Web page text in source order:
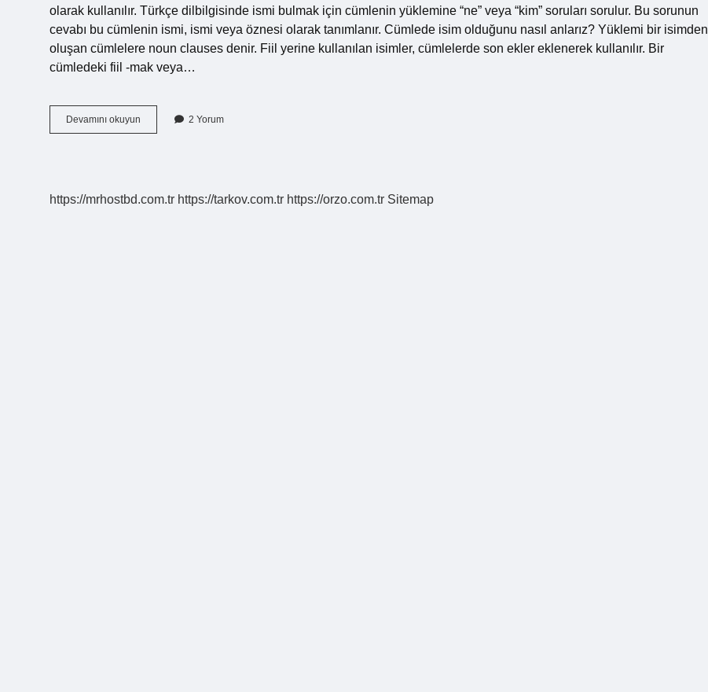
olarak kullanılır. Türkçe dilbilgisinde ismi bulmak için cümlenin yüklemine “ne” veya “kim” soruları sorulur. Bu sorunun
cevabı bu cümlenin ismi, ismi veya öznesi olarak tanımlanır. Cümlede isim olduğunu nasıl anlarız? Yüklemi bir isimden
oluşan cümlelere noun clauses denir. Fiil yerine kullanılan isimler, cümlelerde son ekler eklenerek kullanılır. Bir
cümledeki fiil -mak veya…
Devamını okuyun
Kelimenin
Anlarız
2 Yorum
https://mrhostbd.com.tr https://tarkov.com.tr https://orzo.com.tr Sitemap